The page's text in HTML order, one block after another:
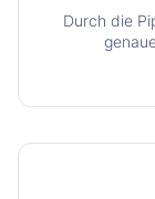
Durch die